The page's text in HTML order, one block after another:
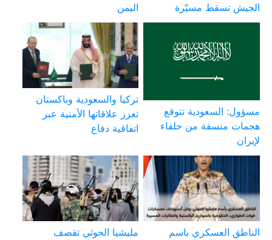
الجيش تسقط مسيّرة
اليمن
مسؤول: السعودية تتوقع
هجمات منسقة من حلفاء
لإيران
تركيا والسعودية وباكستان
تعزز علاقاتها الأمنية عبر
اتفاقية دفاع
الناطق العسكري باسم
مليشيا الحوثي تقصف